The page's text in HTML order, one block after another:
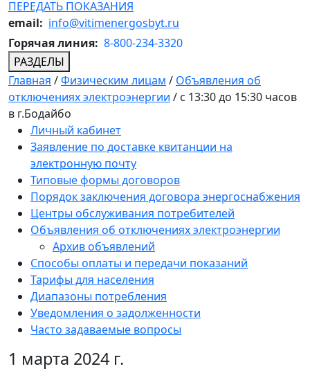
ПЕРЕДАТЬ ПОКАЗАНИЯ
email: info@vitimenergosbyt.ru
Горячая линия: 8-800-234-3320
РАЗДЕЛЫ
Главная /Физическим лицам / Объявления об
отключениях электроэнергии / с 13:30 до 15:30 часов
в г.Бодайбо
Личный кабинет
Заявление по доставке квитанции на
электронную почту
Типовые формы договоров
Порядок заключения договора энергоснабжения
Центры обслуживания потребителей
Объявления об отключениях электроэнергии
Архив объявлений
Способы оплаты и передачи показаний
Тарифы для населения
Диапазоны потребления
Уведомления о задолженности
Часто задаваемые вопросы
1 марта 2024 г.